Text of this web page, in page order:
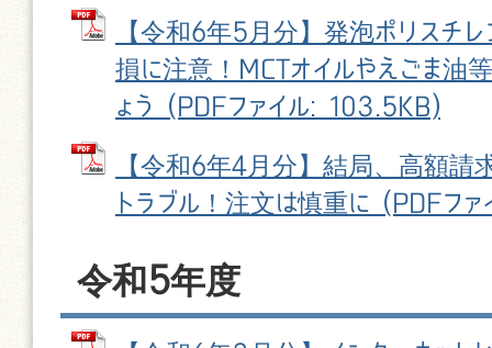
【令和6年5月分】発泡ポリスチ
損に注意！MCTオイルやえごま油
ょう (PDFファイル: 103.5KB)
【令和6年4月分】結局、高額請
トラブル！注文は慎重に (PDFフ
令和5年度